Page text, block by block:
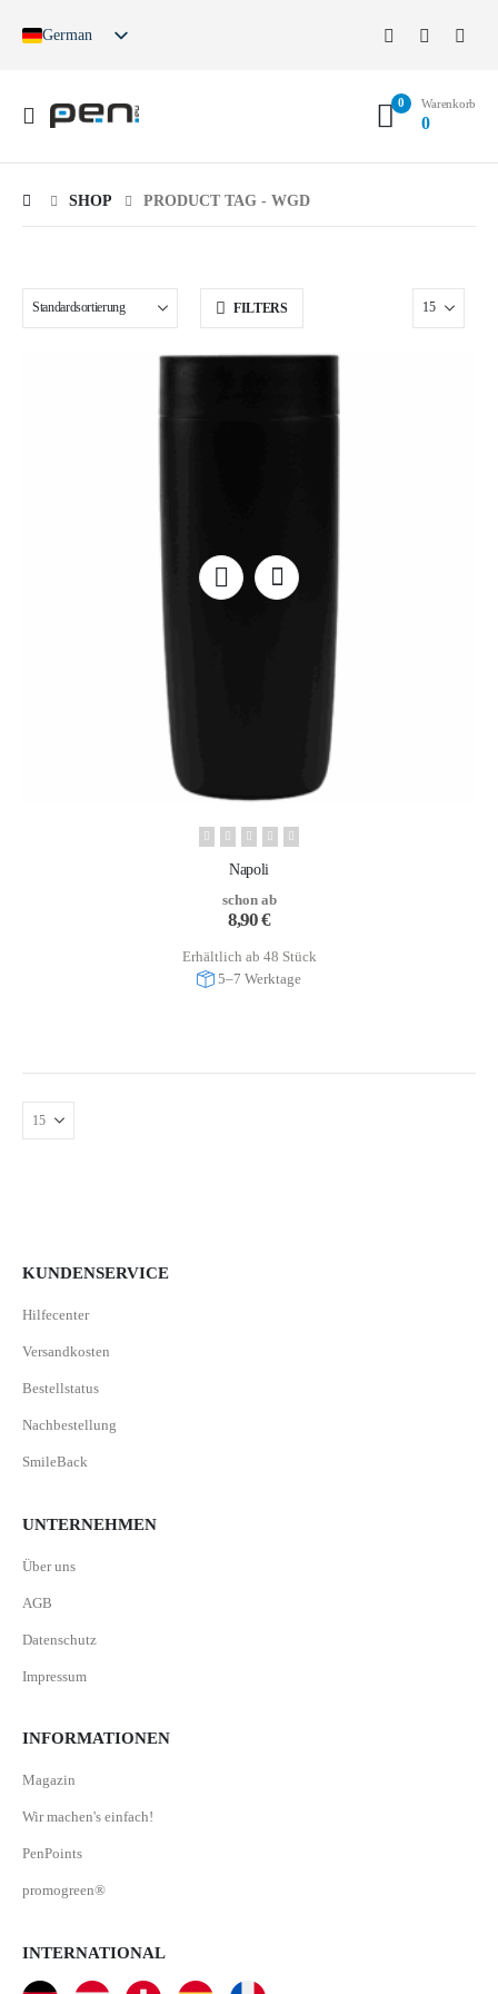
German
Spanish
0 Warenkorb
0
SHOP PRODUCT TAG - WGD
FILTERS
Napoli
schon ab
8,90€
Erhältlich ab 48 Stück
5–7 Werktage
KUNDENSERVICE
Hilfecenter
Versandkosten
Bestellstatus
Nachbestellung
SmileBack
UNTERNEHMEN
Über uns
AGB
Datenschutz
Impressum
INFORMATIONEN
Magazin
Wir machen's einfach!
PenPoints
promogreen®
INTERNATIONAL